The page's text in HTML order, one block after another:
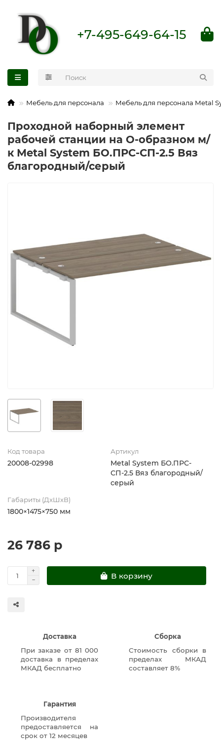
+7-495-649-64-15
Мебель для персонала Мебель для персонала Metal
Проходной наборный элемент
рабочей станции на О-образном м/
к Metal System БО.ПРС-СП-2.5 Вяз
благородный/серый
Код товара
20008-02998
Артикул
Metal System БО.ПРС-
СП-2.5 Вяз благородный/
серый
Габариты (ДхШхВ)
1800×1475×750 мм
26 786 р
В корзину
Доставка
При заказе от 81 000
доставка в пределах
МКАД бесплатно
Сборка
Стоимость сборки в
пределах МКАД
составляет 8%
Гарантия
Производителя
предоставляется на
срок от 12 месяцев